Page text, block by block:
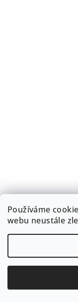
Používáme
webu neustále